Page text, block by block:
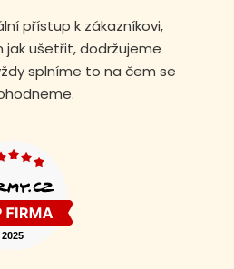
přístup k zákazníkovi,
jak ušetřit, dodržujeme
splníme to na čem se